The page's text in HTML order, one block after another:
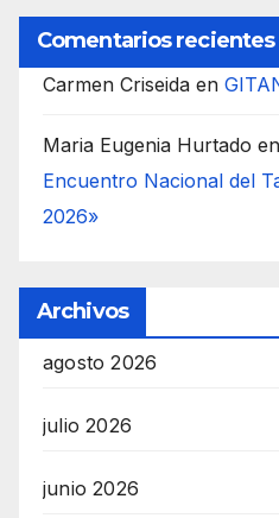
Comentarios recientes
Carmen Criseida en
Maria Eugenia Hurtado en
Encuentro Nacional del
2026»
Archivos
agosto 2026
julio 2026
junio 2026